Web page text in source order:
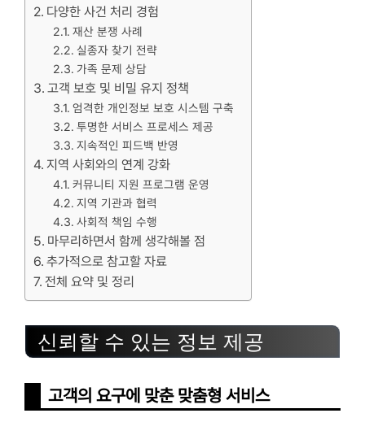
다양한 사건 처리 경험
재산 분쟁 사례
실종자 찾기 전략
가족 문제 상담
고객 보호 및 비밀 유지 정책
엄격한 개인정보 보호 시스템 구축
투명한 서비스 프로세스 제공
지속적인 피드백 반영
지역 사회와의 연계 강화
커뮤니티 지원 프로그램 운영
지역 기관과 협력
사회적 책임 수행
마무리하면서 함께 생각해볼 점
추가적으로 참고할 자료
전체 요약 및 정리
신뢰할 수 있는 정보 제공
고객의 요구에 맞춘 맞춤형 서비스